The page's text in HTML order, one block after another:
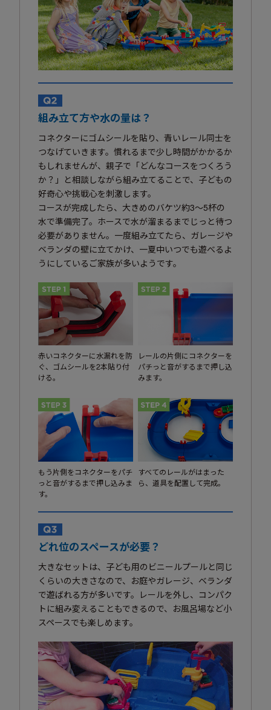
組み立て方や水の量は？
コネクターにゴムシールを貼り、青いレール同士を
つなげていきます。慣れるまで少し時間がかかるか
もしれませんが、親子で「どんなコースをつくろう
か？」と相談しながら組み立てることで、子どもの
好奇心や挑戦心を刺激します。
コースが完成したら、大きめのバケツ約3〜5杯の
水で準備完了。ホースで水が溜まるまでじっと待つ
必要がありません。一度組み立てたら、ガレージや
ベランダの壁に立てかけ、一夏中いつでも遊べるよ
うにしているご家族が多いようです。
赤いコネクターに水漏れを防
ぐ、ゴムシールを2本貼り付
ける。
レールの片側にコネクターを
パチっと音がするまで押し込
みます。
もう片側をコネクターをパチ
っと音がするまで押し込みま
す。
すべてのレールがはまった
ら、道具を配置して完成。
どれ位のスペースが必要？
大きなセットは、子ども用のビニールプールと同じ
くらいの大きさなので、お庭やガレージ、ベランダ
で遊ばれる方が多いです。レールを外し、コンパク
トに組み変えることもできるので、お風呂場など小
スペースでも楽しめます。